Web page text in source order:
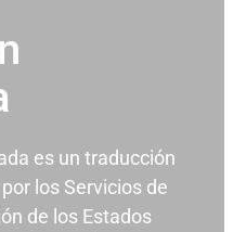
es un traducción
los Servicios de
de los Estados